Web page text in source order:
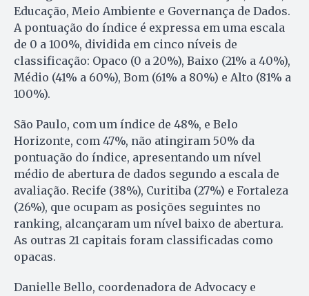
Educação, Meio Ambiente e Governança de Dados.
A pontuação do índice é expressa em uma escala
de 0 a 100%, dividida em cinco níveis de
classificação: Opaco (0 a 20%), Baixo (21% a 40%),
Médio (41% a 60%), Bom (61% a 80%) e Alto (81% a
100%).
São Paulo, com um índice de 48%, e Belo
Horizonte, com 47%, não atingiram 50% da
pontuação do índice, apresentando um nível
médio de abertura de dados segundo a escala de
avaliação. Recife (38%), Curitiba (27%) e Fortaleza
(26%), que ocupam as posições seguintes no
ranking, alcançaram um nível baixo de abertura.
As outras 21 capitais foram classificadas como
opacas.
Danielle Bello, coordenadora de Advocacy e